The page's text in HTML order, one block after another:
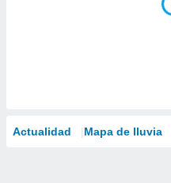
Actualidad Mapa de lluvia